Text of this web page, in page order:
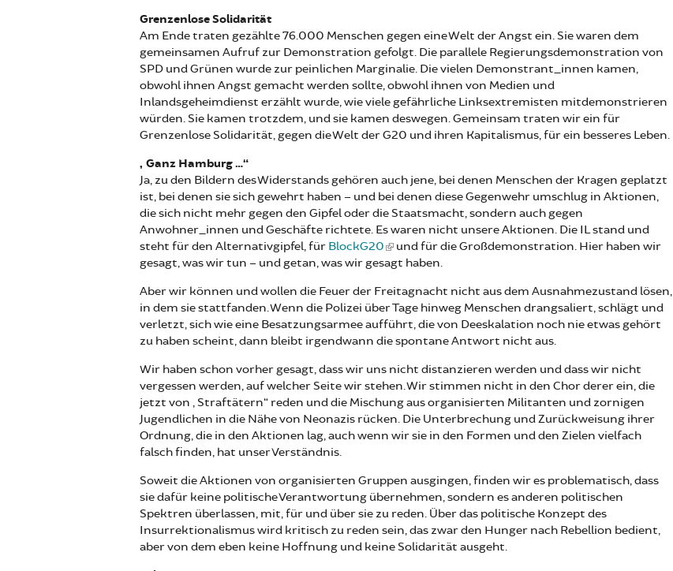
Grenzenlose Solidarität
Am Ende traten gezählte 76.000 Menschen gegen eine Welt der Angst ein. Sie waren dem
gemeinsamen Aufruf zur Demonstration gefolgt. Die parallele Regierungsdemonstration von
SPD und Grünen wurde zur peinlichen Marginalie. Die vielen Demonstrant_innen kamen,
obwohl ihnen Angst gemacht werden sollte, obwohl ihnen von Medien und
Inlandsgeheimdienst erzählt wurde, wie viele gefährliche Linksextremisten mitdemonstrieren
würden. Sie kamen trotzdem, und sie kamen deswegen. Gemeinsam traten wir ein für
Grenzenlose Solidarität, gegen die Welt der G20 und ihren Kapitalismus, für ein besseres Leben.
„Ganz Hamburg …“
Ja, zu den Bildern des Widerstands gehören auch jene, bei denen Menschen der Kragen geplatzt
ist, bei denen sie sich gewehrt haben – und bei denen diese Gegenwehr umschlug in Aktionen,
die sich nicht mehr gegen den Gipfel oder die Staatsmacht, sondern auch gegen
Anwohner_innen und Geschäfte richtete. Es waren nicht unsere Aktionen. Die IL stand und
steht für den Alternativgipfel, für BlockG20
und für die Großdemonstration. Hier haben wir
gesagt, was wir tun – und getan, was wir gesagt haben.
Aber wir können und wollen die Feuer der Freitagnacht nicht aus dem Ausnahmezustand lösen,
in dem sie stattfanden. Wenn die Polizei über Tage hinweg Menschen drangsaliert, schlägt und
verletzt, sich wie eine Besatzungsarmee aufführt, die von Deeskalation noch nie etwas gehört
zu haben scheint, dann bleibt irgendwann die spontane Antwort nicht aus.
Wir haben schon vorher gesagt, dass wir uns nicht distanzieren werden und dass wir nicht
vergessen werden, auf welcher Seite wir stehen. Wir stimmen nicht in den Chor derer ein, die
jetzt von „Straftätern“ reden und die Mischung aus organisierten Militanten und zornigen
Jugendlichen in die Nähe von Neonazis rücken. Die Unterbrechung und Zurückweisung ihrer
Ordnung, die in den Aktionen lag, auch wenn wir sie in den Formen und den Zielen vielfach
falsch finden, hat unser Verständnis.
Soweit die Aktionen von organisierten Gruppen ausgingen, finden wir es problematisch, dass
sie dafür keine politische Verantwortung übernehmen, sondern es anderen politischen
Spektren überlassen, mit, für und über sie zu reden. Über das politische Konzept des
Insurrektionalismus wird kritisch zu reden sein, das zwar den Hunger nach Rebellion bedient,
aber von dem eben keine Hoffnung und keine Solidarität ausgeht.